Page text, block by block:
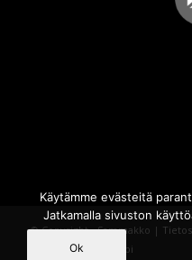
© Copyright - Sammakko |
Powered by
iQWebbi
Käytämme evästeitä
Jatkamalla sivuston
Ok